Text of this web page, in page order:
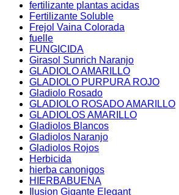
fertilizante plantas acidas
Fertilizante Soluble
Frejol Vaina Colorada
fuelle
FUNGICIDA
Girasol Sunrich Naranjo
GLADIOLO AMARILLO
GLADIOLO PURPURA ROJO
Gladiolo Rosado
GLADIOLO ROSADO AMARILLO
GLADIOLOS AMARILLO
Gladiolos Blancos
Gladiolos Naranjo
Gladiolos Rojos
Herbicida
hierba canonigos
HIERBABUENA
Ilusion Gigante Elegant